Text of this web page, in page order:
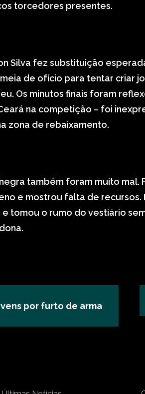
torcedores presentes.
Silva fez substituição
de ofício para tentar criar
Os minutos finais foram
na competição – foi
zona de rebaixamento.
também foram muito mal.
e mostrou falta de recursos.
tomou o rumo do vestiário
por furto de arma